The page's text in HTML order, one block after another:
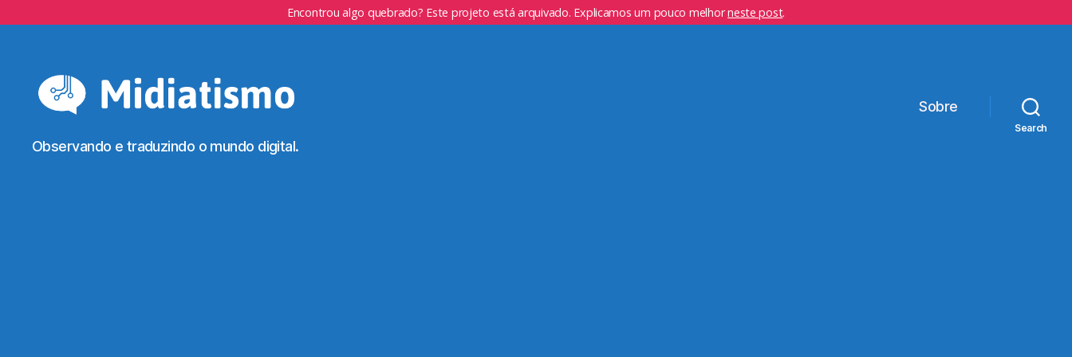
Encontrou algo quebrado? Este projeto está arquivado. Explicamos um pouco melhorneste post.
Observando e traduzindo o mundo digital.
Sobre
Search